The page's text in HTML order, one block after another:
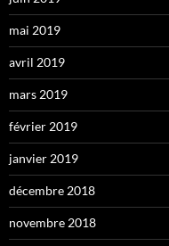
mai 2019
avril 2019
mars 2019
février 2019
janvier 2019
décembre 2018
novembre 2018